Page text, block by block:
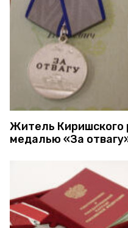
Житель Киришского
медалью «За